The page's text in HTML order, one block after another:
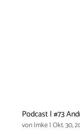
Podcast | #73
vonImke|Okt. 30,